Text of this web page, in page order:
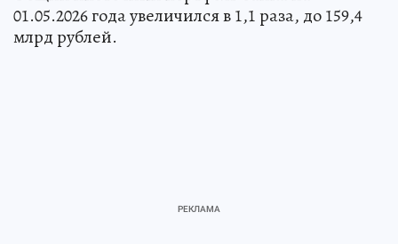
01.05.2026 года увеличился в 1,1 раза, до 159,4
млрд рублей.